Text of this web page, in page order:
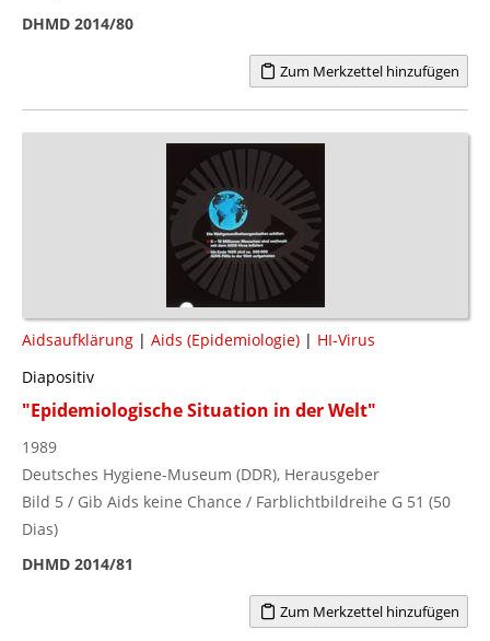
DHMD 2014/80
Zum Merkzettel hinzufügen
Aidsaufklärung | Aids (Epidemiologie) | HI-Virus
Diapositiv
"Epidemiologische Situation in der Welt"
1989
Deutsches Hygiene-Museum (DDR), Herausgeber
Bild 5 / Gib Aids keine Chance / Farblichtbildreihe G 51 (50
Dias)
DHMD 2014/81
Zum Merkzettel hinzufügen